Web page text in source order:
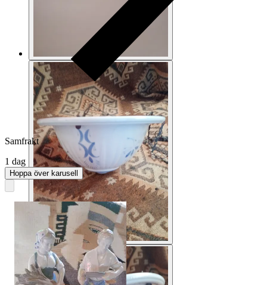
Samfrakt
1 dag
Hoppa över karusell